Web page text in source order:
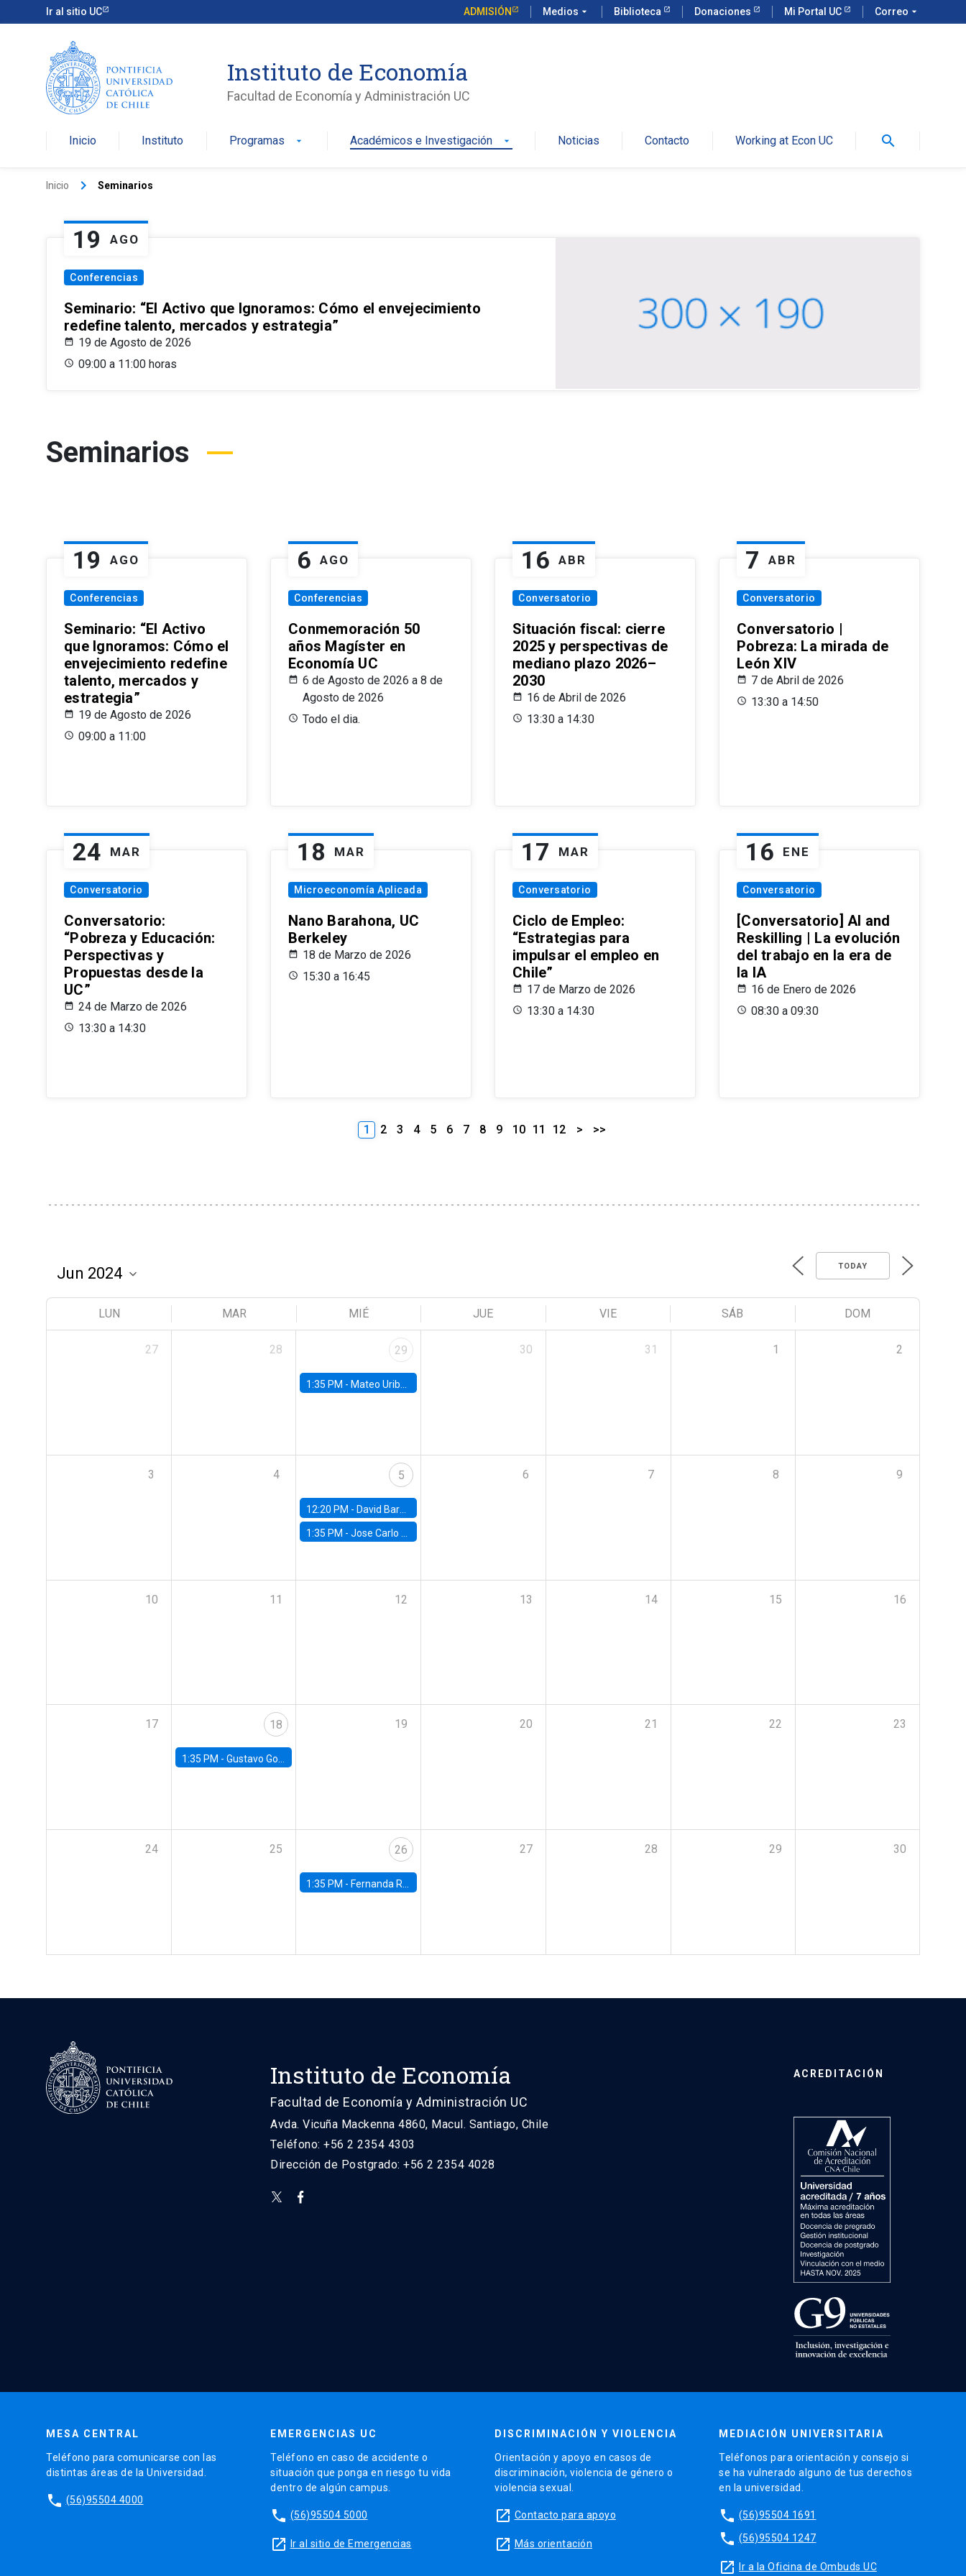
Ir al sitio UC ADMISIÓN Medios arrow_drop_down Biblioteca Donaciones Mi Portal UC Correo arrow_drop_down
Instituto de Economía
Facultad de Economía y Administración UC
Inicio Instituto Programas arrow_drop_down Académicos e Investigación arrow_drop_down Noticias Contacto Working at Econ UC search
Inicio keyboard_arrow_right Seminarios
19 AGO
Conferencias
Seminario: “El Activo que Ignoramos: Cómo el envejecimiento
redefine talento, mercados y estrategia”
19 de Agosto de 2026
09:00 a 11:00 horas
Seminarios
19 AGO
Conferencias
Seminario: “El Activo
que Ignoramos: Cómo el
envejecimiento redefine
talento, mercados y
estrategia”
19 de Agosto de 2026
09:00 a 11:00
6 AGO
Conferencias
Conmemoración 50
años Magíster en
Economía UC
6 de Agosto de 2026 a 8 de
Agosto de 2026
Todo el dia.
16 ABR
Conversatorio
Situación fiscal: cierre
2025 y perspectivas de
mediano plazo 2026–
2030
16 de Abril de 2026
13:30 a 14:30
7 ABR
Conversatorio
Conversatorio |
Pobreza: La mirada de
León XIV
7 de Abril de 2026
13:30 a 14:50
24 MAR
Conversatorio
Conversatorio:
“Pobreza y Educación:
Perspectivas y
Propuestas desde la
UC”
24 de Marzo de 2026
13:30 a 14:30
18 MAR
Microeconomía Aplicada
Nano Barahona, UC
Berkeley
18 de Marzo de 2026
15:30 a 16:45
17 MAR
Conversatorio
Ciclo de Empleo:
“Estrategias para
impulsar el empleo en
Chile”
17 de Marzo de 2026
13:30 a 14:30
16 ENE
Conversatorio
[Conversatorio] AI and
Reskilling | La evolución
del trabajo en la era de
la IA
16 de Enero de 2026
08:30 a 09:30
1 2 3 4 5 6 7 8 9 10 11 12 > >>
TODAY
LUN MAR MIÉ JUE VIE SÁB DOM
27 28 29
1:35 PM - Mateo Uribe-Castro, Universidad de los Andes (Colombia)
30 31 1 2
3 4 5
12:20 PM - David Bardey, Universidad de los Andes - CEDE
1:35 PM -Jose Carlo Bermudez, UC (ME) & World Bank
6 7 8 9
10 11 12 13 14 15 16
17 18
1:35 PM - Gustavo González, Banco Central de Chile
19 20 21 22 23
24 25 26
1:35 PM - Fernanda Rojas Ampuero, University of Wisconsin-Madison
27 28 29 30
Instituto de Economía
Facultad de Economía y Administración UC
Avda. Vicuña Mackenna 4860, Macul. Santiago, Chile
Teléfono: +56 2 2354 4303
Dirección de Postgrado: +56 2 2354 4028
ACREDITACIÓN
MESA CENTRAL
Teléfono para comunicarse con las
distintas áreas de la Universidad.
phone (56)95504 4000
EMERGENCIAS UC
Teléfono en caso de accidente o
situación que ponga en riesgo tu vida
dentro de algún campus.
phone (56)95504 5000
launch Ir al sitio de Emergencias
DISCRIMINACIÓN Y VIOLENCIA
Orientación y apoyo en casos de
discriminación, violencia de género o
violencia sexual.
launch Contacto para apoyo
launch Más orientación
MEDIACIÓN UNIVERSITARIA
Teléfonos para orientación y consejo si
se ha vulnerado alguno de tus derechos
en la universidad.
phone (56)95504 1691
phone (56)95504 1247
launch Ir a la Oficina de Ombuds UC